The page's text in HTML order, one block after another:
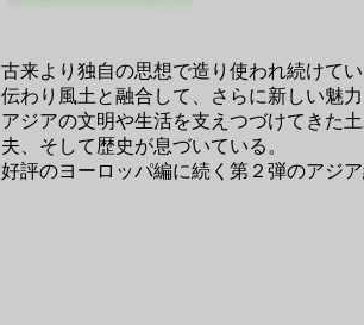
古来より独自の思想で造り使われ続けて
伝わり風土と融合して、さらに新しい魅
アジアの文明や生活を支えつづけてきた
夫、そして歴史が息づいている。
好評のヨーロッパ編に続く第２弾のアジ